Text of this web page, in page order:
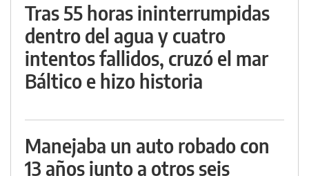
Tras 55 horas ininterrumpidas
dentro del agua y cuatro
intentos fallidos, cruzó el mar
Báltico e hizo historia
Manejaba un auto robado con
13 años junto a otros seis